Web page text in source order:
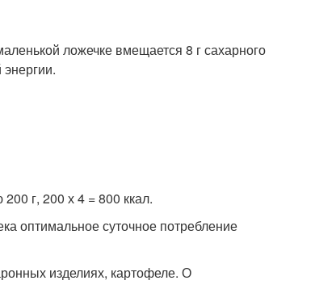
ложечке вмещается 8 г сахарного
г, 200 х 4 = 800 ккал.
оптимальное суточное потребление
изделиях, картофеле. О